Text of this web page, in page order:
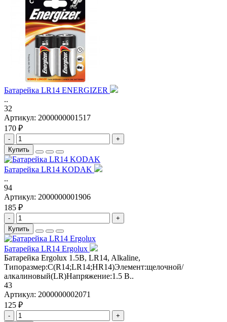
Батарейка LR14 ENERGIZER
..
32
Артикул: 2000000001517
170 ₽
-
+
Купить
Батарейка LR14 KODAK
..
94
Артикул: 2000000001906
185 ₽
-
+
Купить
Батарейка LR14 Ergolux
Батарейка Ergolux 1.5В, LR14, Alkaline,
Типоразмер:C(R14;LR14;HR14)Элемент:щелочной/
алкалиновый(LR)Напряжение:1.5 В..
43
Артикул: 2000000002071
125 ₽
-
+